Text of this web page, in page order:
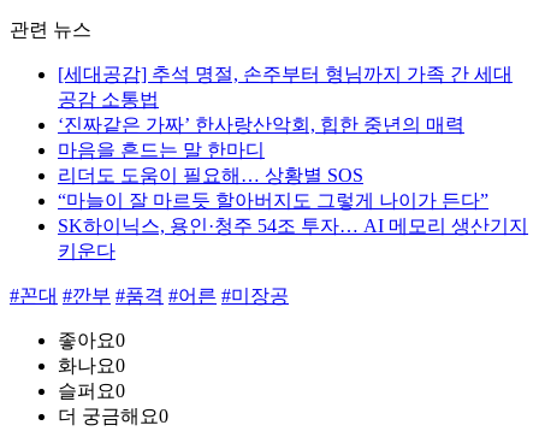
관련 뉴스
[세대공감] 추석 명절, 손주부터 형님까지 가족 간 세대
공감 소통법
‘진짜같은 가짜’ 한사랑산악회, 힙한 중년의 매력
마음을 흔드는 말 한마디
리더도 도움이 필요해… 상황별 SOS
“마늘이 잘 마르듯 할아버지도 그렇게 나이가 든다”
SK하이닉스, 용인·청주 54조 투자… AI 메모리 생산기지
키운다
#꼰대 #깐부 #품격 #어른 #미장공
좋아요0
화나요0
슬퍼요0
더 궁금해요0